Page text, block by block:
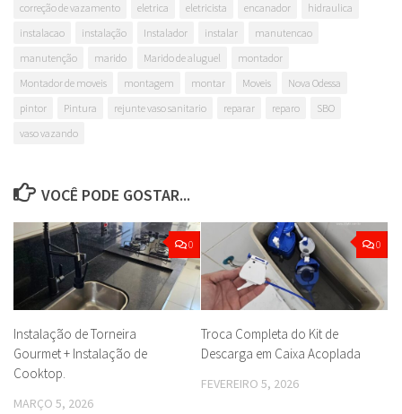
correção de vazamento
eletrica eletricista encanador
hidraulica
instalacao
instalação Instalador instalar
manutencao
manutenção
marido Marido de aluguel
montador
Montador de moveis
montagem montar Moveis
Nova Odessa
pintor
Pintura rejunte vaso sanitario reparar reparo
SBO
vaso vazando
VOCÊ PODE GOSTAR...
0
Instalação de Torneira
Gourmet + Instalação de
Cooktop.
MARÇO 5, 2026
0
Troca Completa do Kit de
Descarga em Caixa Acoplada
FEVEREIRO 5, 2026